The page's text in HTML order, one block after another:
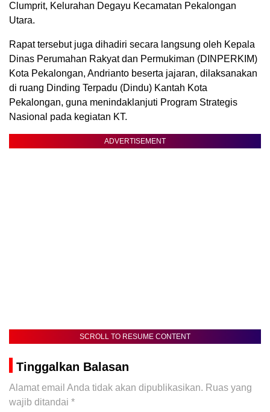
Clumprit, Kelurahan Degayu Kecamatan Pekalongan
Utara.
Rapat tersebut juga dihadiri secara langsung oleh Kepala
Dinas Perumahan Rakyat dan Permukiman (DINPERKIM)
Kota Pekalongan, Andrianto beserta jajaran, dilaksanakan
di ruang Dinding Terpadu (Dindu) Kantah Kota
Pekalongan, guna menindaklanjuti Program Strategis
Nasional pada kegiatan KT.
ADVERTISEMENT
SCROLL TO RESUME CONTENT
Tinggalkan Balasan
Alamat email Anda tidak akan dipublikasikan. Ruas yang
wajib ditandai *